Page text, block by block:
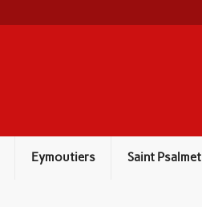
Eymoutiers Saint Psalmet